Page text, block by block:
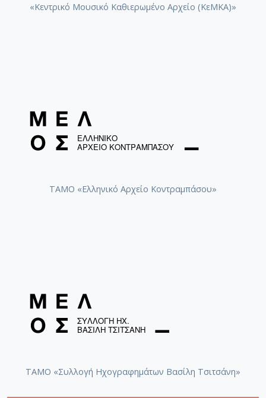
«Κεντρικό Μουσικό Καθιερωμένο Αρχείο (ΚεΜΚΑ)»
ΤΑΜΟ «Ελληνικό Αρχείο Κοντραμπάσου»
ΤΑΜΟ «Συλλογή Ηχογραφημάτων Βασίλη Τσιτσάνη»